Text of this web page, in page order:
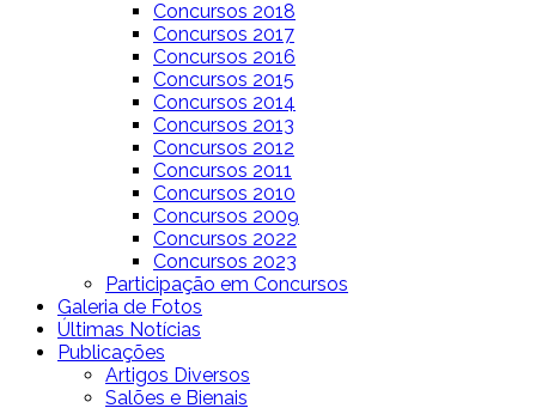
Concursos 2018
Concursos 2017
Concursos 2016
Concursos 2015
Concursos 2014
Concursos 2013
Concursos 2012
Concursos 2011
Concursos 2010
Concursos 2009
Concursos 2022
Concursos 2023
Participação em Concursos
Galeria de Fotos
Últimas Notícias
Publicações
Artigos Diversos
Salões e Bienais